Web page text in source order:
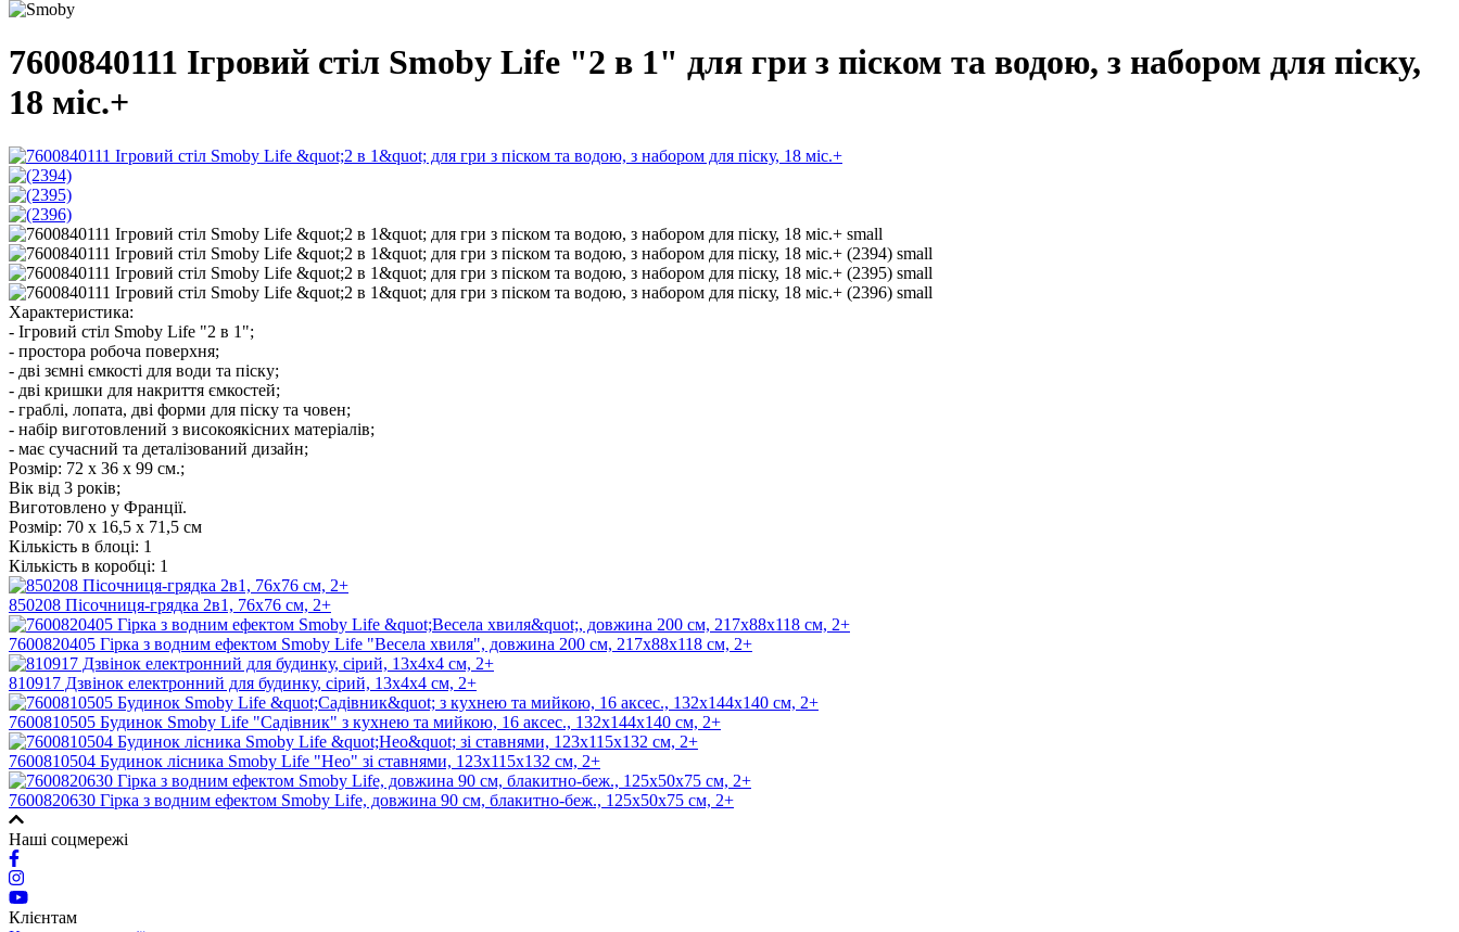
7600840111 Ігровий стіл Smoby Life "2 в 1" для гри з піском та водою, з набором для піску,
18 міс.+
Характеристика:
- Ігровий стіл Smoby Life "2 в 1";
- простора робоча поверхня;
- дві зємні ємкості для води та піску;
- дві кришки для накриття ємкостей;
- граблі, лопата, дві форми для піску та човен;
- набір виготовлений з високоякісних матеріалів;
- має сучасний та деталізований дизайн;
Розмір: 72 x 36 x 99 см.;
Вік від 3 років;
Виготовлено у Франції.
Розмір: 70 х 16,5 х 71,5 см
Кількість в блоці: 1
Кількість в коробці: 1
850208 Пісочниця-грядка 2в1, 76x76 см, 2+
7600820405 Гірка з водним ефектом Smoby Life "Весела хвиля", довжина 200 см, 217х88х118 см, 2+
810917 Дзвінок електронний для будинку, сірий, 13х4х4 см, 2+
7600810505 Будинок Smoby Life "Садівник" з кухнею та мийкою, 16 аксес., 132х144х140 см, 2+
7600810504 Будинок лісника Smoby Life "Нео" зі ставнями, 123x115x132 см, 2+
7600820630 Гірка з водним ефектом Smoby Life, довжина 90 см, блакитно-беж., 125х50х75 см, 2+
Наші соцмережі
Клієнтам